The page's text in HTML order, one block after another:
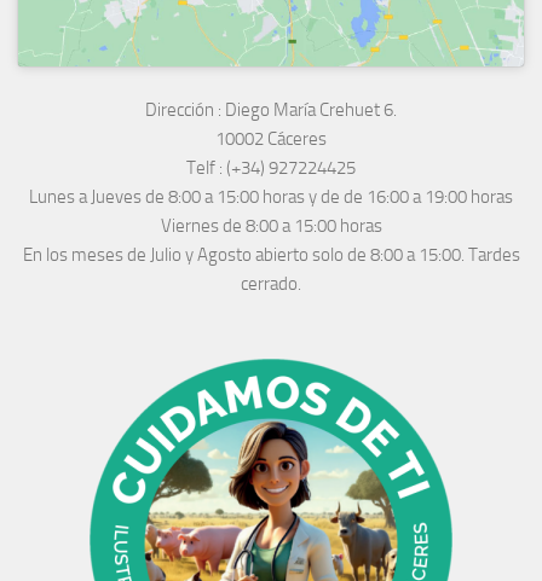
Dirección : Diego María Crehuet 6.
10002 Cáceres
Telf : (+34) 927224425
Lunes a Jueves de 8:00 a 15:00 horas y de de 16:00 a 19:00 horas
Viernes de 8:00 a 15:00 horas
En los meses de Julio y Agosto abierto solo de 8:00 a 15:00. Tardes
cerrado.